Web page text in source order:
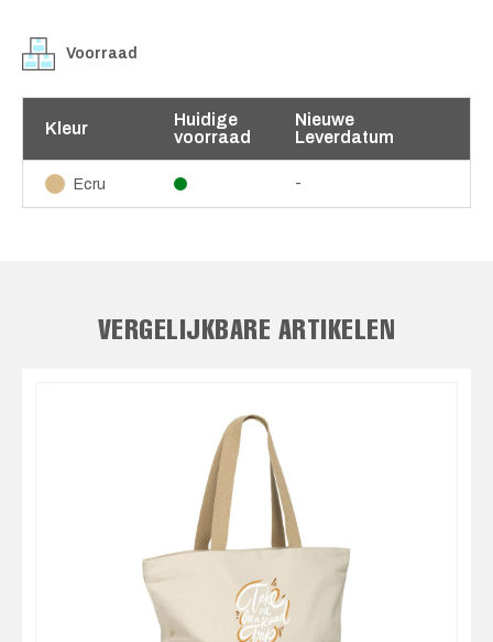
Voorraad
Kleur
Huidige
voorraad
Nieuwe
Leverdatum
Ecru -
VERGELIJKBARE ARTIKELEN